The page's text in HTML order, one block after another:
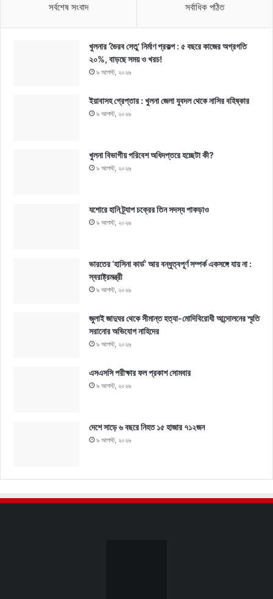
সর্বশেষ সংবাদ সর্বাধিক পঠিত
খুলনার ‘ভৈরব সেতু’ নির্মাণ প্রকল্প : ৫ বছরে কাজের অগ্রগতি
২০%, বাড়ছে সময় ও খরচ!
৯ আগস্ট, ২০২৬
ইয়াবাসহ গ্রেপ্তার : খুলনা জেলা যুবদল থেকে নাসির বহিষ্কার
৯ আগস্ট, ২০২৬
খুলনা বিভাগীয় পরিবেশ অধিদপ্তরে হচ্ছেটা কী?
৯ আগস্ট, ২০২৬
যশোরে হানি ট্র্যাপ চক্রের তিন সদস্য পাকড়াও
৯ আগস্ট, ২০২৬
ভারতের ‘হাসিনা কার্ড’ আর বন্ধুত্বপূর্ণ সম্পর্ক একসঙ্গে যায় না :
স্বরাষ্ট্রমন্ত্রী
৯ আগস্ট, ২০২৬
জুলাই জাদুঘর থেকে সীমান্ত হত্যা-মোদিবিরোধী আন্দোলনের স্মৃতি
সরানোর অভিযোগ নাহিদের
৯ আগস্ট, ২০২৬
এসএসসি পরীক্ষার ফল প্রকাশ সোমবার
৯ আগস্ট, ২০২৬
দেশে সাড়ে ৬ বছরে নিহত ১৫ হাজার ৭১২জন
৯ আগস্ট, ২০২৬